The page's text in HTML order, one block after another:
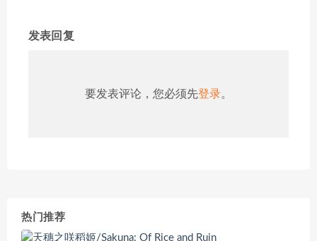
发表回复
要发表评论，您必须先登录。
热门推荐